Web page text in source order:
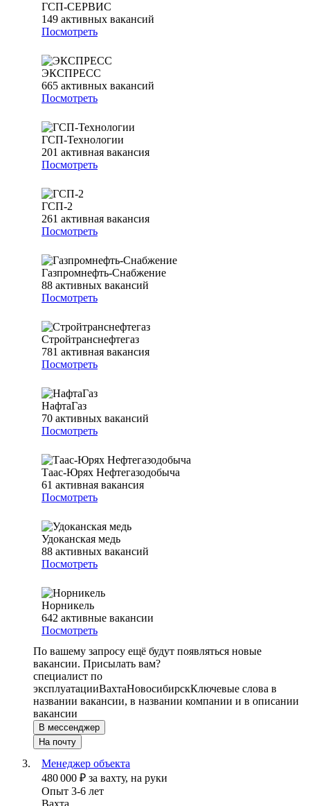
ГСП-СЕРВИС
149 активных вакансий
Посмотреть
ЭКСПРЕСС
665 активных вакансий
Посмотреть
ГСП-Технологии
201 активная вакансия
Посмотреть
ГСП-2
261 активная вакансия
Посмотреть
Газпромнефть-Снабжение
88 активных вакансий
Посмотреть
Стройтранснефтегаз
781 активная вакансия
Посмотреть
НафтаГаз
70 активных вакансий
Посмотреть
Таас-Юрях Нефтегазодобыча
61 активная вакансия
Посмотреть
Удоканская медь
88 активных вакансий
Посмотреть
Норникель
642 активные вакансии
Посмотреть
По вашему запросу ещё будут появляться новые
вакансии. Присылать вам?
специалист по
эксплуатацииВахтаНовосибирскКлючевые слова в
названии вакансии, в названии компании и в описании
вакансии
В мессенджер
На почту
Менеджер объекта
480 000 ₽ за вахту, на руки
Опыт 3-6 лет